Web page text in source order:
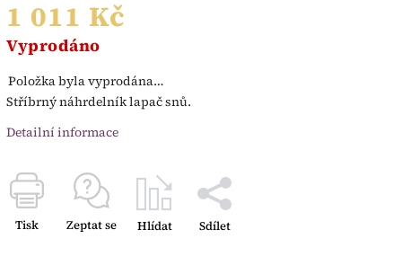
1 011 Kč
Vyprodáno
Položka byla vyprodána…
Stříbrný náhrdelník lapač snů.
Detailní informace
Tisk Zeptat se Hlídat Sdílet